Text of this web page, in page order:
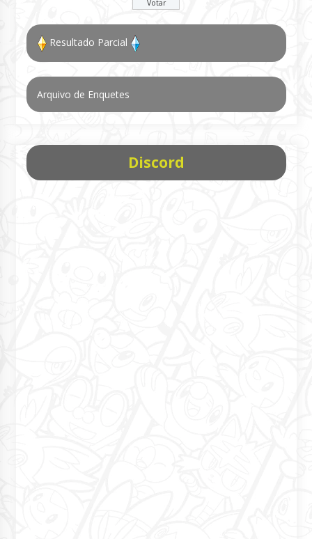
Resultado Parcial
Arquivo de Enquetes
Discord